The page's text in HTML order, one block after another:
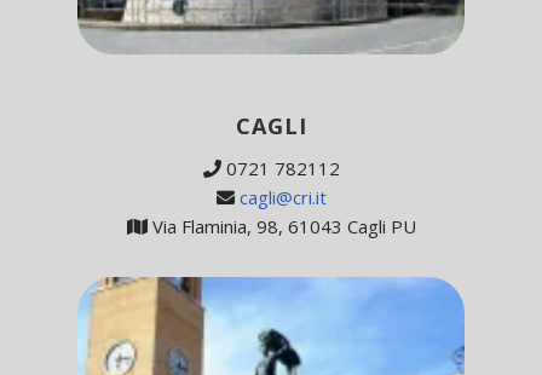
CAGLI
0721 782112
cagli@cri.it
Via Flaminia, 98, 61043 Cagli PU